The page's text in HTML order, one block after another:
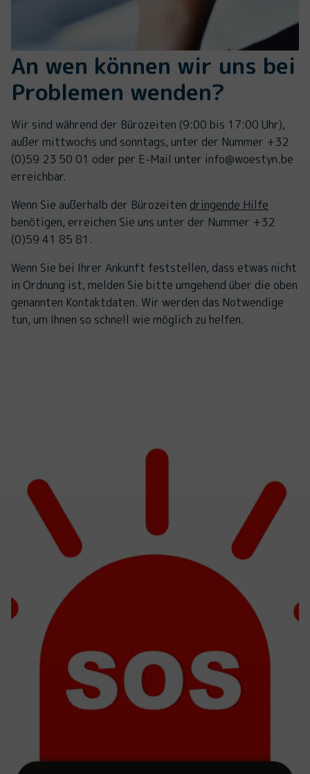
An wen können wir uns bei
Problemen wenden?
Wir sind während der Bürozeiten (9:00 bis 17:00 Uhr),
außer mittwochs und sonntags, unter der Nummer +32
(0)59 23 50 01 oder per E-Mail unter info@woestyn.be
erreichbar.
Wenn Sie außerhalb der Bürozeiten dringende Hilfe
benötigen, erreichen Sie uns unter der Nummer +32
(0)59 41 85 81.
Wenn Sie bei Ihrer Ankunft feststellen, dass etwas nicht
in Ordnung ist, melden Sie bitte umgehend über die oben
genannten Kontaktdaten. Wir werden das Notwendige
tun, um Ihnen so schnell wie möglich zu helfen.